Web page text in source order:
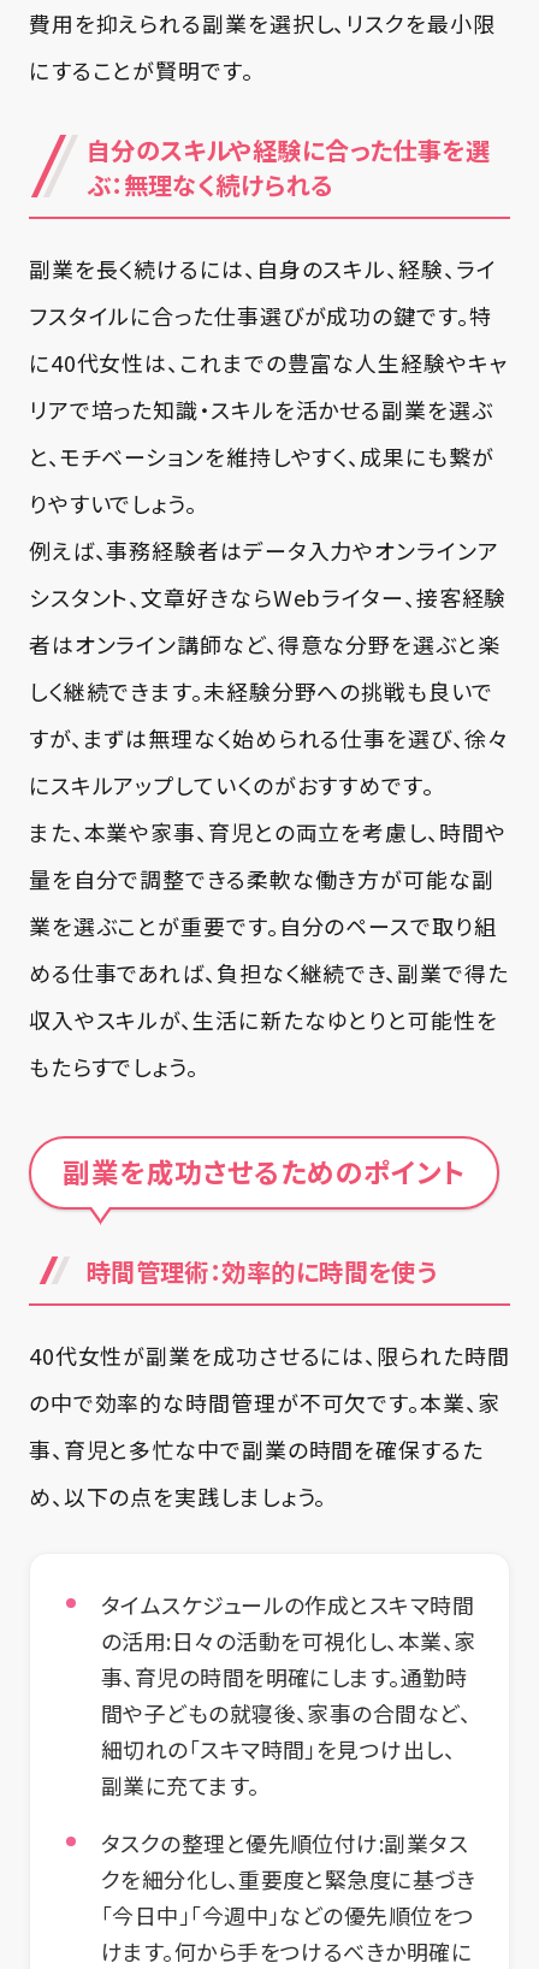
費用を抑えられる副業を選択し、リスクを最小限
にすることが賢明です。
自分のスキルや経験に合った仕事を選
ぶ：無理なく続けられる
副業を長く続けるには、自身のスキル、経験、ライ
フスタイルに合った仕事選びが成功の鍵です。特
に40代女性は、これまでの豊富な人生経験やキャ
リアで培った知識・スキルを活かせる副業を選ぶ
と、モチベーションを維持しやすく、成果にも繋が
りやすいでしょう。
例えば、事務経験者はデータ入力やオンラインア
シスタント、文章好きならWebライター、接客経験
者はオンライン講師など、得意な分野を選ぶと楽
しく継続できます。未経験分野への挑戦も良いで
すが、まずは無理なく始められる仕事を選び、徐々
にスキルアップしていくのがおすすめです。
また、本業や家事、育児との両立を考慮し、時間や
量を自分で調整できる柔軟な働き方が可能な副
業を選ぶことが重要です。自分のペースで取り組
める仕事であれば、負担なく継続でき、副業で得た
収入やスキルが、生活に新たなゆとりと可能性を
もたらすでしょう。
副業を成功させるためのポイント
時間管理術：効率的に時間を使う
40代女性が副業を成功させるには、限られた時間
の中で効率的な時間管理が不可欠です。本業、家
事、育児と多忙な中で副業の時間を確保するた
め、以下の点を実践しましょう。
タイムスケジュールの作成とスキマ時間
の活用:日々の活動を可視化し、本業、家
事、育児の時間を明確にします。通勤時
間や子どもの就寝後、家事の合間など、
細切れの「スキマ時間」を見つけ出し、
副業に充てます。
タスクの整理と優先順位付け:副業タス
クを細分化し、重要度と緊急度に基づき
「今日中」「今週中」などの優先順位をつ
けます。何から手をつけるべきか明確に